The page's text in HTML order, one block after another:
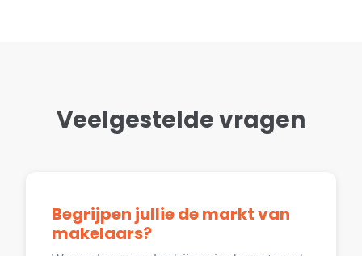
Veelgestelde vragen
Begrijpen jullie de markt van
makelaars?